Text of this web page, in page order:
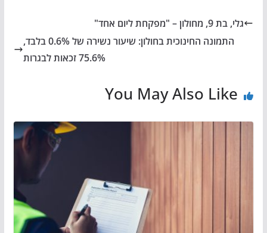
גלי, בת 9, מחולון – "מפקחת ליום אחד"
התמונה החינוכית בחולון: שיעור נשירה של 0.6% בלבד,
75.6% זכאות לבגרות
You May Also Like